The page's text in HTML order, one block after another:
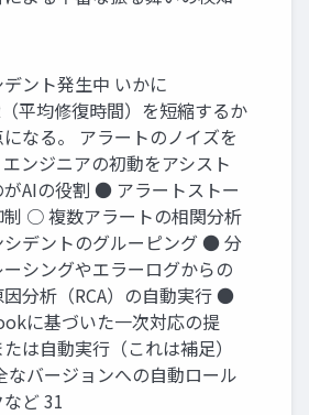
ント発生中 いかに
平均修復時間）を短縮するか
なる。 アラートのノイズを
ンジニアの初動をアシスト
がAIの役割 ● アラートストー
制 ○ 複数アラートの相関分析
シデントのグルーピング ● 分
シングやエラーログからの
分析（RCA）の自動実行 ●
に基づいた一次対応の提
は自動実行（これは補足）
バージョンへの自動ロール
ど 31